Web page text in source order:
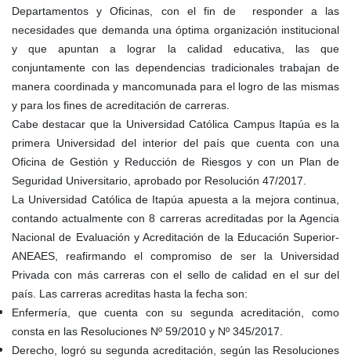
Departamentos y Oficinas, con el fin de responder a las
necesidades que demanda una óptima organización institucional
y que apuntan a lograr la calidad educativa, las que
conjuntamente con las dependencias tradicionales trabajan de
manera coordinada y mancomunada para el logro de las mismas
y para los fines de acreditación de carreras.
Cabe destacar que la Universidad Católica Campus Itapúa es la
primera Universidad del interior del país que cuenta con una
Oficina de Gestión y Reducción de Riesgos y con un Plan de
Seguridad Universitario, aprobado por Resolución 47/2017.
La Universidad Católica de Itapúa apuesta a la mejora continua,
contando actualmente con 8 carreras acreditadas por la Agencia
Nacional de Evaluación y Acreditación de la Educación Superior-
ANEAES, reafirmando el compromiso de ser la Universidad
Privada con más carreras con el sello de calidad en el sur del
país. Las carreras acreditas hasta la fecha son:
Enfermería, que cuenta con su segunda acreditación, como
consta en las Resoluciones Nº 59/2010 y Nº 345/2017.
Derecho, logró su segunda acreditación, según las Resoluciones